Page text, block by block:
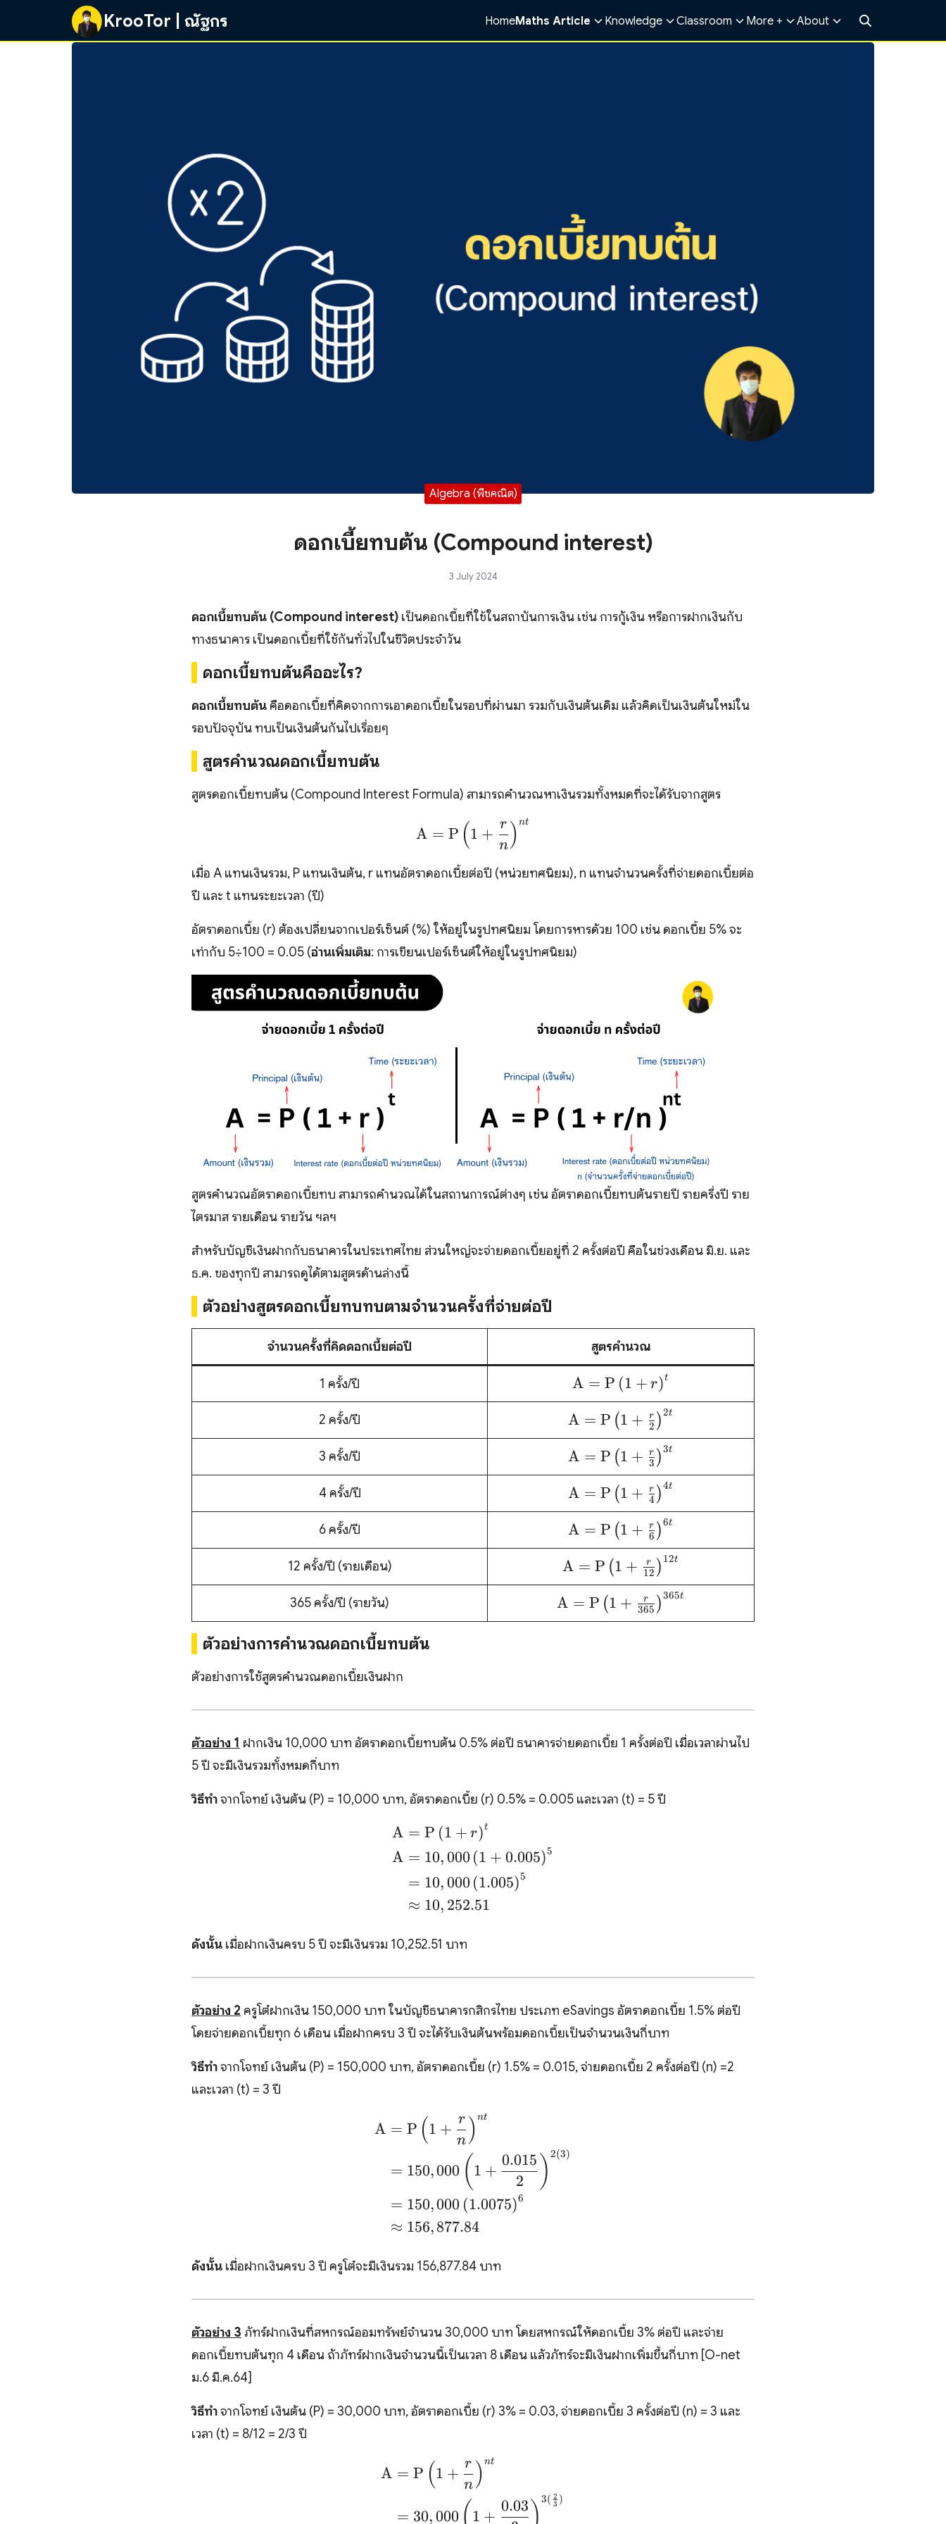
content
KrooTor | ณัฐกร HomeMaths Article Knowledge Classroom More +
About
Algebra (พีชคณิต)
ดอกเบี้ยทบต้น (Compound interest)
3 July 2024
ดอกเบี้ยทบต้น (Compound interest) เป็นดอกเบี้ยที่ใช้ในสถาบันการเงิน เช่น การกู้เงิน หรือการฝากเงินกับ
ทางธนาคาร เป็นดอกเบี้ยที่ใช้กันทั่วไปในชีวิตประจำวัน
ดอกเบี้ยทบต้นคออะไร?
ดอกเบี้ยทบต้น คือดอกเบี้ยที่คิดจากการเอาดอกเบี้ยในรอบที่ผ่านมา รวมกับเงินต้นเดิม แล้วคิดเป็นเงินต้นใหม่ใน
รอบปัจจุบัน ทบเป็นเงินต้นกันไปเรื่อยๆ
สูตรคำนวณดอกเบี้ยทบต้น
สูตรดอกเบี้ยทบต้น (Compound Interest Formula) สามารถคำนวณหาเงินรวมทั้งหมดที่จะได้รับจากสูตร
\text{A}=\text{P}\left (1+\frac{r}{n} \right )^{nt}
A = P (1 +
n
r ) nt
เมื่อ A แทนเงินรวม, P แทนเงินต้น, r แทนอัตราดอกเบี้ยต่อปี (หน่วยทศนิยม), n แทนจำนวนครั้งที่จ่ายดอกเบี้ยต่อ
ปี และ t แทนระยะเวลา (ปี)
อัตราดอกเบี้ย (r) ต้องเปลี่ยนจากเปอร์เซ็นต์ (%) ให้อยู่ในรูปทศนิยม โดยการหารด้วย 100 เช่น ดอกเบี้ย 5% จะ
เท่ากับ 5÷100 = 0.05 (อ่านเพิ่มเติม: การเขียนเปอร์เซ็นต์ให้อยู่ในรูปทศนิยม)
สูตรคำนวณอัตราดอกเบี้ยทบ สามารถคำนวณได้ในสถานการณ์ต่างๆ เช่น อัตราดอกเบี้ยทบต้นรายปี รายครึ่งปี ราย
ไตรมาส รายเดือน รายวัน ฯลฯ
สำหรับบัญชีเงินฝากกับธนาคารในประเทศไทย ส่วนใหญ่จะจ่ายดอกเบี้ยอยู่ที่ 2 ครั้งต่อปี คือในช่วงเดือน มิ.ย. และ
ธ.ค. ของทุกปี สามารถดูได้ตามสูตรด้านล่างนี้
ตัวอย่างสูตรดอกเบี้ยทบทบตามจำนวนครั้งที่จ่ายต่อปี
จำนวนครั้งที่คิดดอกเบี้ยต่อปี สูตรคำนวณ
1 ครั้ง/ปี
\text{A}=\text{P}\left
(1+r \right )^{t}
A = P (1 + r)t
2 ครั้ง/ปี
\text{A}=\text{P}\left
(1+\frac{r}{2} \right
)^{2t}
A = P (1 + 2
r )2t
3 ครั้ง/ปี
\text{A}=\text{P}\left
(1+\frac{r}{3} \right
)^{3t}
A = P (1 + 3
r )3t
4 ครั้ง/ปี
\text{A}=\text{P}\left
(1+\frac{r}{4} \right
)^{4t}
A = P (1 + 4
r )4t
6 ครั้ง/ปี
\text{A}=\text{P}\left
(1+\frac{r}{6} \right
)^{6t}
A = P (1 + 6
r )6t
12 ครั้ง/ปี (รายเดือน)
\text{A}=\text{P}\left
(1+\frac{r}{12} \right
)^{12t}
A = P (1 + 12
r ) 12t
365 ครั้ง/ปี (รายวัน)
\text{A}=\text{P}\left
(1+\frac{r}{365} \right
A = P (1 + 365
r )365t
ตัวอย่างการคำนวณดอกเบี้ยทบต้น
ตัวอย่างการใช้สูตรคำนวณดอกเบี้ยเงินฝาก
ตัวอย่าง 1 ฝากเงิน 10,000 บาท อัตราดอกเบี้ยทบต้น 0.5% ต่อปี ธนาคารจ่ายดอกเบี้ย 1 ครั้งต่อปี เมื่อเวลาผ่านไป
5 ปี จะมีเงินรวมทั้งหมดกี่บาท
วิธีทำจากโจทย์ เงินต้น (P) = 10,000 บาท, อัตราดอกเบี้ย (r) 0.5% = 0.005 และเวลา (t) = 5 ปี
\begin{align*} \text{A} & = \text{P} \left (1+r \right )^{t} \\
A
A
= P (1 + r)t
= 10,000 (1 + 0.005)5
= 10,000 (1.005)5
≈ 10, 252.51
ดังนั้น เมื่อฝากเงินครบ 5 ปี จะมีเงินรวม 10,252.51 บาท
ตัวอย่าง 2 ครูโต๋ฝากเงิน 150,000 บาท ในบัญชีธนาคารกสิกรไทย ประเภท eSavings อัตราดอกเบี้ย 1.5% ต่อปี
โดยจ่ายดอกเบี้ยทุก 6 เดือน เมื่อฝากครบ 3 ปี จะได้รับเงินต้นพร้อมดอกเบี้ยเป็นจำนวนเงินกี่บาท
วิธีทำจากโจทย์ เงินต้น (P) = 150,000 บาท, อัตราดอกเบี้ย (r) 1.5% = 0.015, จ่ายดอกเบี้ย 2 ครั้งต่อปี (n) =2
และเวลา (t) = 3 ปี
\begin{align*}\text{A} &=\text{P}\left (1+\frac{r}{n} \right
A = P (1 +
n
r ) nt
= 150,000 ( 1 +
2
0.015 ) 2(3)
= 150,000 (1.0075)6
≈ 156,877.84
ดังนั้น เมื่อฝากเงินครบ 3 ปี ครูโต๋จะมีเงินรวม 156,877.84 บาท
ตัวอย่าง 3 ภัทร์ฝากเงินที่สหกรณ์ออมทรัพย์จำนวน 30,000 บาท โดยสหกรณ์ให้ดอกเบี้ย 3% ต่อปี และจ่าย
ดอกเบี้ยทบต้นทุก 4 เดือน ถ้าภัทร์ฝากเงินจำนวนนี้เป็นเวลา 8 เดือน แล้วภัทร์จะมีเงินฝากเพิ่มขึ้นกี่บาท [O-net
ม.6 มี.ค.64]
วิธีทำจากโจทย์ เงินต้น (P) = 30,000 บาท, อัตราดอกเบี้ย (r) 3% = 0.03, จ่ายดอกเบี้ย 3 ครั้งต่อปี (n) = 3 และ
เวลา (t) = 8/12 = 2/3 ปี
\begin{align*} \text{A} &=\text{P}\left (1+\frac{r}{n} \right
A = P (1 +
n
r ) nt
= 30,000 1 +
0.03 3( 3
2 )